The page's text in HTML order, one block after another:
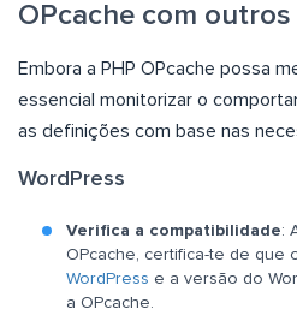
OPcache com
Embora a PHP OPcache possa
essencial monitorizar o
as definições com base nas
WordPress
Verifica a compatibilidade:
OPcache, certifica-te de que
WordPress e a versão do
a OPcache.